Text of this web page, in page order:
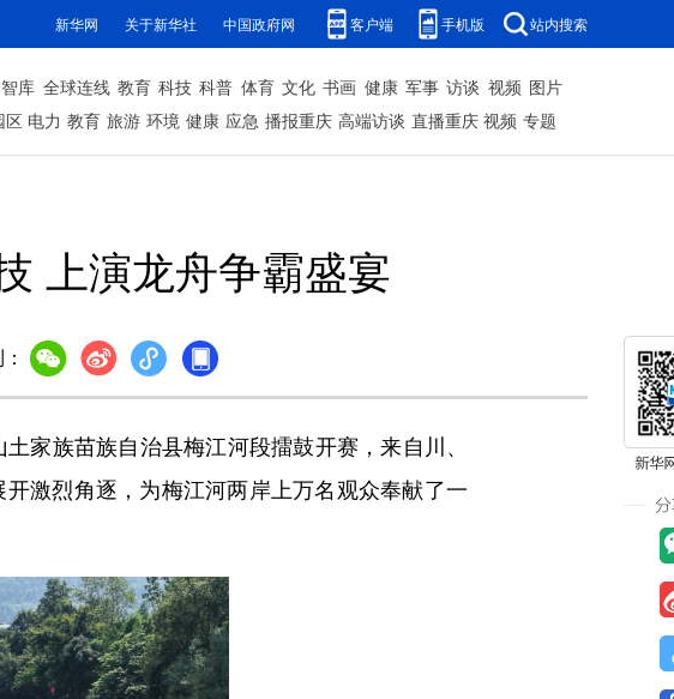
新华网 关于新华社 中国政府网 客户端 手机版 站内搜索
库 全球连线 教育 科技 科普 体育 文化 书画 健康 军事 访谈 视频 图片
区 电力 教育 旅游 环境 健康 应急 播报重庆 高端访谈 直播重庆 视频 专题
上演龙舟争霸盛宴
家族苗族自治县梅江河段擂鼓开赛，来自川、
激烈角逐，为梅江河两岸上万名观众奉献了一